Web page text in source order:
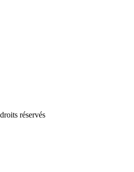
réservés